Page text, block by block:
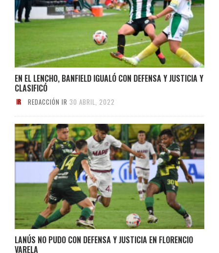
EN EL LENCHO, BANFIELD IGUALÓ CON DEFENSA Y JUSTICIA Y
CLASIFICÓ
REDACCIÓN IR 30 ABRIL, 2022
LANÚS NO PUDO CON DEFENSA Y JUSTICIA EN FLORENCIO
VARELA